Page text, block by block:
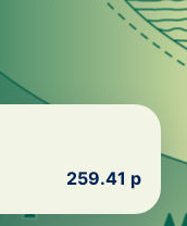
259.41 p